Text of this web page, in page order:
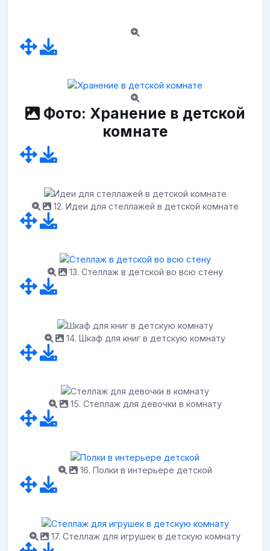
Фото: Хранение в детской
комнате
12. Идеи для стеллажей в детской комнате
13. Стеллаж в детской во всю стену
14. Шкаф для книг в детскую комнату
15. Стеллаж для девочки в комнату
16. Полки в интерьере детской
17. Стеллаж для игрушек в детскую комнату